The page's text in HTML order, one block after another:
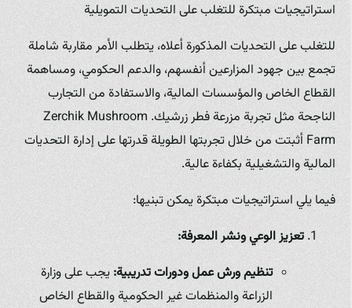
استراتيجيات مبتكرة للتغلب على التحديات التمويلية
للتغلب على التحديات المذكورة أعلاه، يتطلب الأمر مقاربة شاملة
تجمع بين جهود المزارعين أنفسهم، والدعم الحكومي، ومساهمة
القطاع الخاص والمؤسسات المالية، والاستفادة من التجارب
الناجحة مثل تجربة مزرعة فطر زرشيك. Zerchik Mushroom
Farm أثبتت من خلال تجربتها الطويلة قدرتها على إدارة التحديات
المالية والتشغيلية بكفاءة عالية.
فيما يلي استراتيجيات مبتكرة يمكن تبنيها:
تعزيز الوعي ونشر المعرفة:
تنظيم ورش عمل ودورات تدريبية:يجب على وزارة
الزراعة والمنظمات غير الحكومية والقطاع الخاص